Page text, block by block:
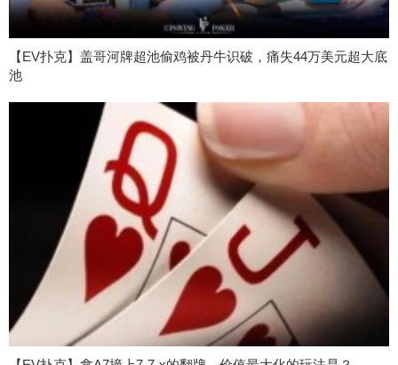
【EV扑克】盖哥河牌超池偷鸡被丹牛识破，痛失44万美元超大底
池